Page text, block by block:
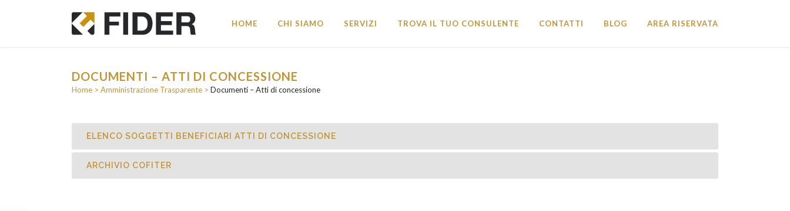
HOME CHI SIAMO SERVIZI TROVA IL TUO CONSULENTE CONTATTI BLOG AREA RISERVATA
DOCUMENTI – ATTI DI CONCESSIONE
Home > Amministrazione Trasparente > Documenti – Atti di concessione
ELENCO SOGGETTI BENEFICIARI ATTI DI CONCESSIONE
ARCHIVIO COFITER